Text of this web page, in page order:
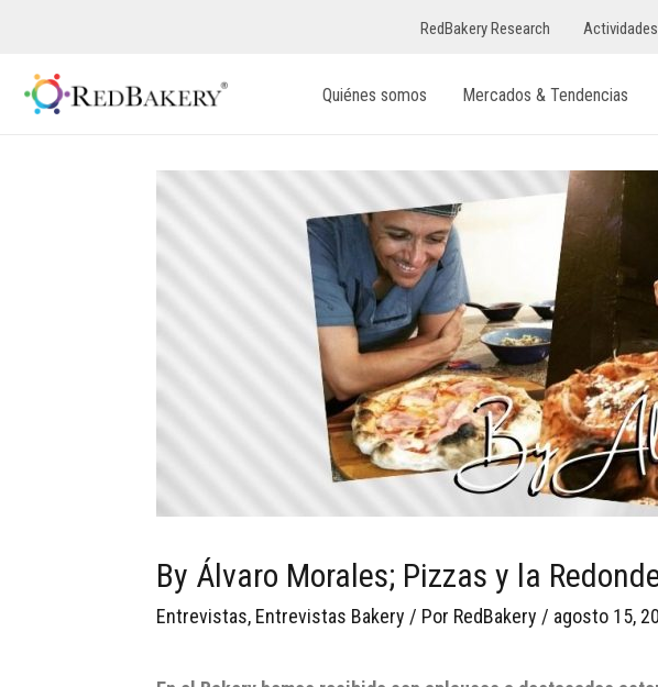
RedBakery Research
Quiénes somos Mercados & Tendencias
By Álvaro Morales; Pizzas y la
Entrevistas, Entrevistas Bakery / Por RedBakery / agosto 15,